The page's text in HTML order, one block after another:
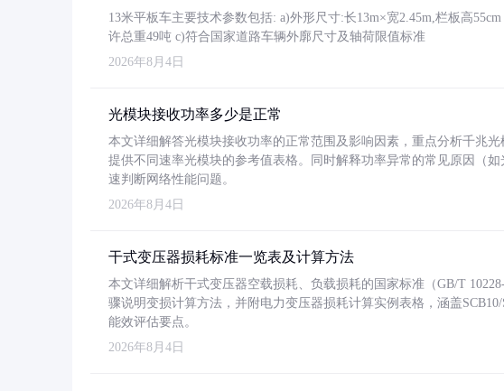
13米平板车主要技术参数包括: a)外形尺寸:长13m×宽2.45m,栏板高
许总重49吨 c)符合国家道路车辆外廓尺寸及轴荷限值标准
2026年8月4日
光模块接收功率多少是正常
本文详细解答光模块接收功率的正常范围及影响因素，重点分析千兆
提供不同速率光模块的参考值表格。同时解释功率异常的常见原因（
速判断网络性能问题。
2026年8月4日
干式变压器损耗标准一览表及计算方法
本文详细解析干式变压器空载损耗、负载损耗的国家标准（GB/T
骤说明变损计算方法，并附电力变压器损耗计算实例表格，涵盖
能效评估要点。
2026年8月4日